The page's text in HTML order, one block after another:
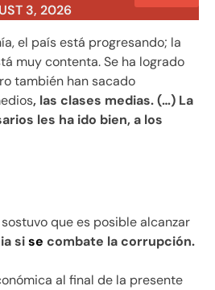
3, 2026
el país está progresando; la
muy contenta. Se ha logrado
también han sacado
, las clases medias. (…) La
les ha ido bien, a los
que es posible alcanzar
sise combate la corrupción.
al final de la presente